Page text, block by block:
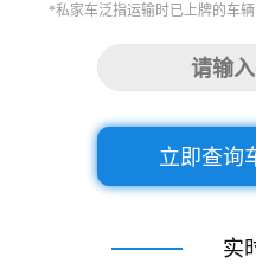
*私家车泛指运输时已上牌的车
立即查询
实